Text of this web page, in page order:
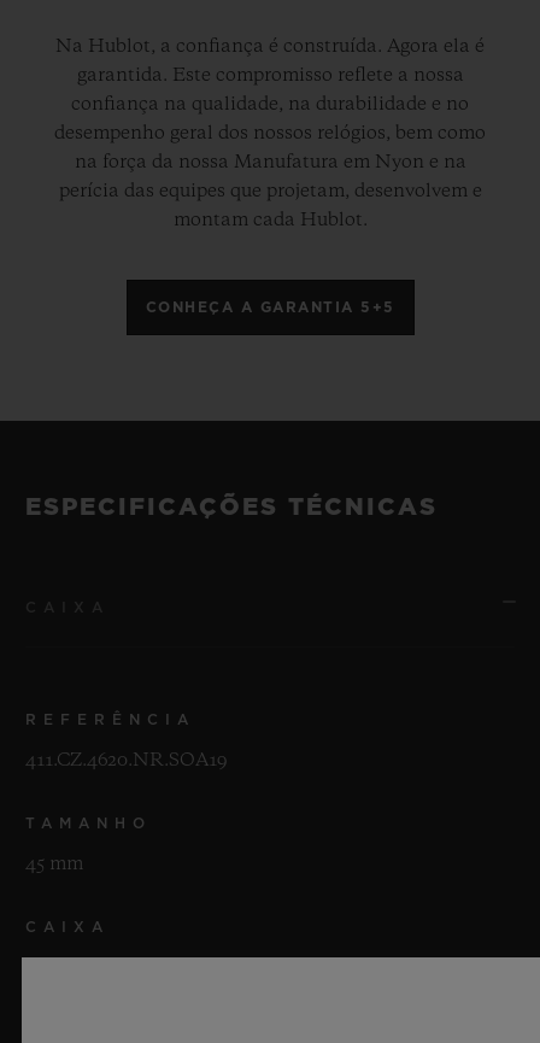
Na Hublot, a confiança é construída. Agora ela é
garantida. Este compromisso reflete a nossa
confiança na qualidade, na durabilidade e no
desempenho geral dos nossos relógios, bem como
na força da nossa Manufatura em Nyon e na
perícia das equipes que projetam, desenvolvem e
montam cada Hublot.
CONHEÇA A GARANTIA 5+5
ESPECIFICAÇÕES TÉCNICAS
REFERÊNCIA
411.CZ.4620.NR.SOA19
TAMANHO
45 mm
CAIXA